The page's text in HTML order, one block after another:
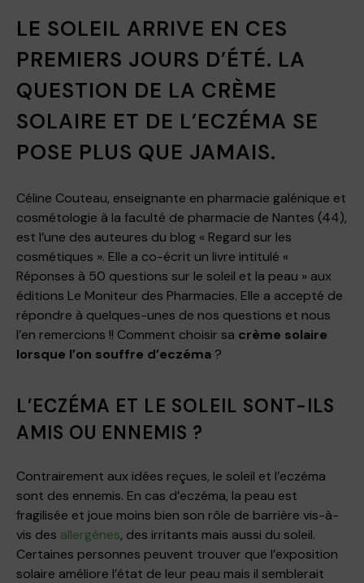
LE SOLEIL ARRIVE EN CES
PREMIERS JOURS D’ÉTÉ. LA
QUESTION DE LA CRÈME
SOLAIRE ET DE L’ECZÉMA SE
POSE PLUS QUE JAMAIS.
Céline Couteau, enseignante en pharmacie galénique et
cosmétologie à la faculté de pharmacie de Nantes (44),
est l’une des auteures du blog « Regard sur les
cosmétiques ». Elle a co-écrit un livre intitulé «
Réponses à 50 questions sur le soleil et la peau » aux
éditions Le Moniteur des Pharmacies. Elle a accepté de
répondre à quelques-unes de nos questions et nous
l’en remercions !! Comment choisir sa crème solaire
lorsque l’on souffre d’eczéma ?
L’ECZÉMA ET LE SOLEIL SONT-ILS
AMIS OU ENNEMIS ?
Contrairement aux idées reçues, le soleil et l’eczéma
sont des ennemis. En cas d’eczéma, la peau est
fragilisée et joue moins bien son rôle de barrière vis-à-
vis des allergènes, des irritants mais aussi du soleil.
Certaines personnes peuvent trouver que l’exposition
solaire améliore l’état de leur peau mais il semblerait